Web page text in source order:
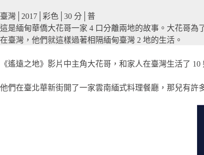
臺灣│2017│彩色│30 分│普
這是緬甸華僑大花哥一家 4 口分離兩地的故事。大花哥
在臺灣，他們就這樣過著相隔緬甸臺灣 2 地的生活。
《遙遠之地》影片中主角大花哥，和家人在臺灣生活了
他們在臺北華新街開了一家雲南緬式料理餐廳，那兒有許